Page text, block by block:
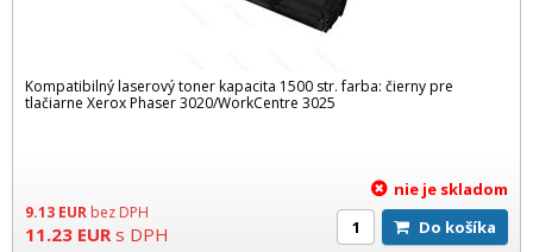
Kompatibilný laserový toner kapacita 1500 str. farba: čierny pre
tlačiarne Xerox Phaser 3020/WorkCentre 3025
9.13 EUR bez DPH
11.23 EUR s DPH
nie je skladom
Do košíka